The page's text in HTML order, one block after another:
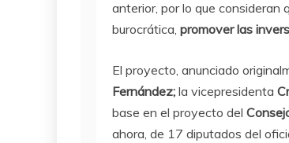
anterior, por lo que consideran
burocrática, promover las
El proyecto, anunciado
Fernández; la vicepresidenta
base en el proyecto del
ahora, de 17 diputados del